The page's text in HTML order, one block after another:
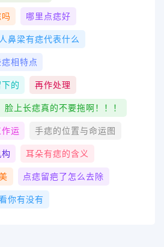
哪里点痣好
鼻梁有痣代表什么
相特点
的 再作处理
上长痣真的不要拖啊！！！
运 手痣的位置与命运图
耳朵有痣的含义
点痣留疤了怎么去除
你有没有